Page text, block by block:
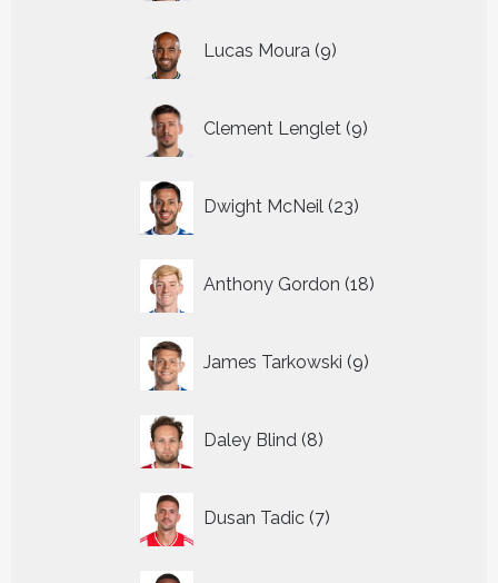
Lucas Moura 9
producten
Clement Lenglet 9
producten
Dwight McNeil 23
producten
Anthony Gordon 18
producten
James Tarkowski 9
producten
Daley Blind 8
producten
Dusan Tadic 7
producten